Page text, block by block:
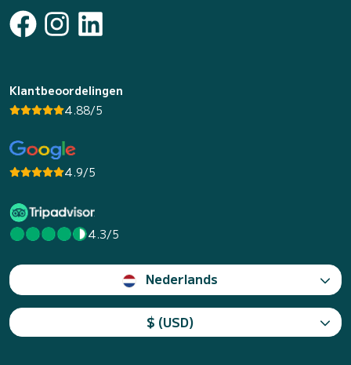
Klantbeoordelingen
4.88/5
4.9/5
4.3/5
Nederlands
$ (USD)